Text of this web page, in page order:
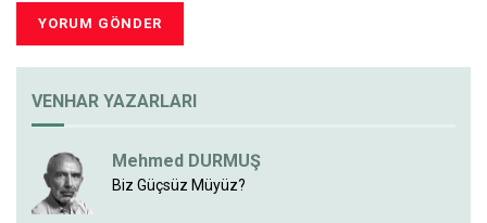
VENHAR YAZARLARI
Mehmed DURMUŞ
Biz Güçsüz Müyüz?